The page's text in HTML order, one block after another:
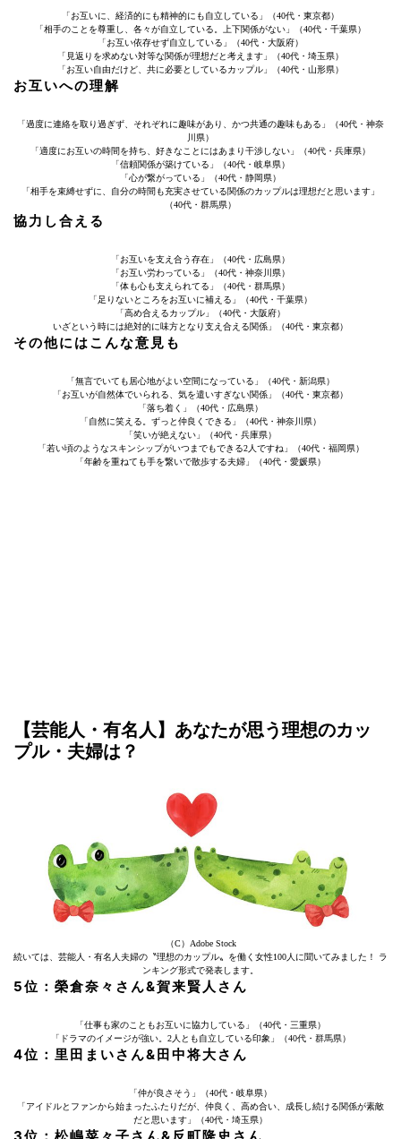
「お互いに、経済的にも精神的にも自立している」（40代・東京都）
「相手のことを尊重し、各々が自立している。上下関係がない」（40代・千葉県）
「お互い依存せず自立している」（40代・大阪府）
「見返りを求めない対等な関係が理想だと考えます」（40代・埼玉県）
「お互い自由だけど、共に必要としているカップル」（40代・山形県）
お互いへの理解
「過度に連絡を取り過ぎず、それぞれに趣味があり、かつ共通の趣味もある」（40代・神奈
川県）
「適度にお互いの時間を持ち、好きなことにはあまり干渉しない」（40代・兵庫県）
「信頼関係が築けている」（40代・岐阜県）
「心が繋がっている」（40代・静岡県）
「相手を束縛せずに、自分の時間も充実させている関係のカップルは理想だと思います」
（40代・群馬県）
協力し合える
「お互いを支え合う存在」（40代・広島県）
「お互い労わっている」（40代・神奈川県）
「体も心も支えられてる」（40代・群馬県）
「足りないところをお互いに補える」（40代・千葉県）
「高め合えるカップル」（40代・大阪府）
いざという時には絶対的に味方となり支え合える関係」（40代・東京都）
その他にはこんな意見も
「無言でいても居心地がよい空間になっている」（40代・新潟県）
「お互いが自然体でいられる、気を遣いすぎない関係」（40代・東京都）
「落ち着く」（40代・広島県）
「自然に笑える。ずっと仲良くできる」（40代・神奈川県）
「笑いが絶えない」（40代・兵庫県）
「若い頃のようなスキンシップがいつまでもできる2人ですね」（40代・福岡県）
「年齢を重ねても手を繋いで散歩する夫婦」（40代・愛媛県）
【芸能人・有名人】あなたが思う理想のカッ
プル・夫婦は？
（C）Adobe Stock
続いては、芸能人・有名人夫婦の〝理想のカップル〟を働く女性100人に聞いてみました！ ラ
ンキング形式で発表します。
5位：榮倉奈々さん&賀来賢人さん
「仕事も家のこともお互いに協力している」（40代・三重県）
「ドラマのイメージが強い。2人とも自立している印象」（40代・群馬県）
4位：里田まいさん&田中将大さん
「仲が良さそう」（40代・岐阜県）
「アイドルとファンから始まったふたりだが、仲良く、高め合い、成長し続ける関係が素敵
だと思います」（40代・埼玉県）